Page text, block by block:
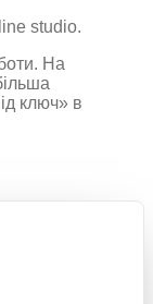
studio.
На
ключ» в